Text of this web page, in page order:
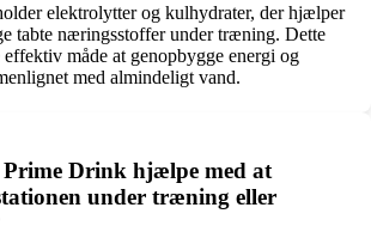
elektrolytter og kulhydrater, der hjælper
tabte næringsstoffer under træning. Dette
måde at genopbygge energi og
med almindeligt vand.
Drink hjælpe med at
under træning eller